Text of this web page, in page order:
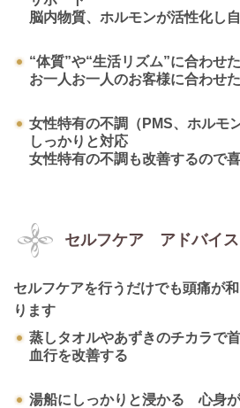
脳内物質、ホルモンが活性化し
“体質”や“生活リズム”に合わせ
お一人お一人のお客様に合わせ
女性特有の不調（PMS、ホルモ
しっかりと対応
女性特有の不調も改善するので
セルフケア アドバイス
セルフケアを行うだけでも頭痛が
ります
蒸しタオルやあずきのチカラで
血行を改善する
湯船にしっかりと浸かる 心身